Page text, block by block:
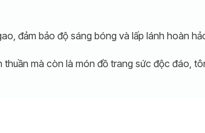
đảm bảo độ sáng bóng và lấp lánh hoàn
mà còn là món đồ trang sức độc đáo,